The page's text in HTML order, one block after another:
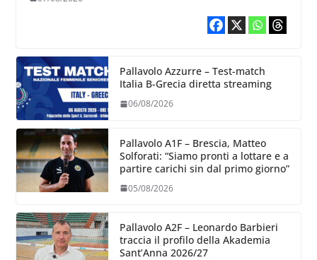
Pallavolo Azzurre – Test-match
Italia B-Grecia diretta streaming
06/08/2026
Pallavolo A1F – Brescia, Matteo
Solforati: “Siamo pronti a lottare e a
partire carichi sin dal primo giorno”
05/08/2026
Pallavolo A2F – Leonardo Barbieri
traccia il profilo della Akademia
Sant’Anna 2026/27